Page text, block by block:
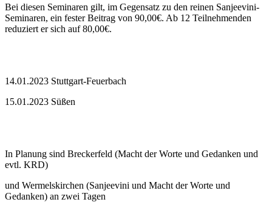
Bei diesen Seminaren gilt, im Gegensatz zu den reinen Sanjeevini-
Seminaren, ein fester Beitrag von 90,00€. Ab 12 Teilnehmenden
reduziert er sich auf 80,00€.
14.01.2023 Stuttgart-Feuerbach
15.01.2023 Süßen
In Planung sind Breckerfeld (Macht der Worte und Gedanken und
evtl. KRD)
und Wermelskirchen (Sanjeevini und Macht der Worte und
Gedanken) an zwei Tagen